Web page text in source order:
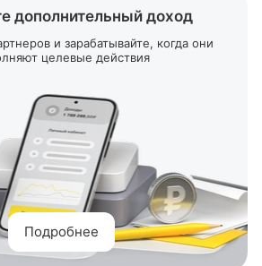
дополнительный доход
и зарабатывайте, когда они
целевые действия
Подробнее